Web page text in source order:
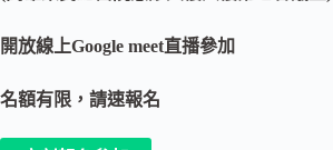
開放線上Google meet直播參加
名額有限，請速報名